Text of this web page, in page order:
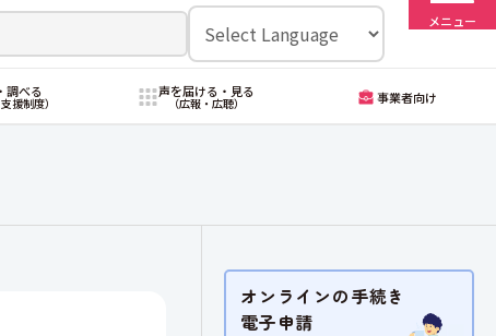
メニュー
調べる
援制度）
声を届ける・見る
（広報・広聴） 事業者向け
オンラインの手続き
電子申請